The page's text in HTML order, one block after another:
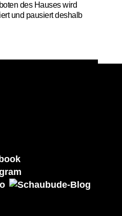
des Hauses wird
und pausiert deshalb